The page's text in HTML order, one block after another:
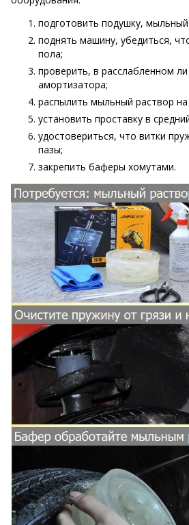
подготовить подушку,
поднять машину, убедиться,
пола;
проверить, в расслабленном
амортизатора;
распылить мыльный раствор
установить проставку в
удостовериться, что витки
пазы;
закрепить баферы хомутами.